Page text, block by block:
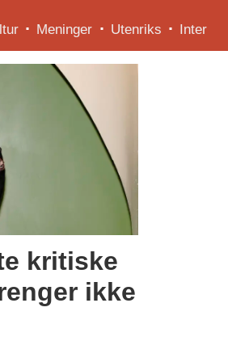
Meninger Utenriks Inter
kritiske
ikke